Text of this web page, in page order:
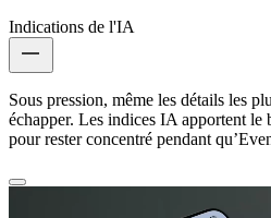
Indications de l'IA